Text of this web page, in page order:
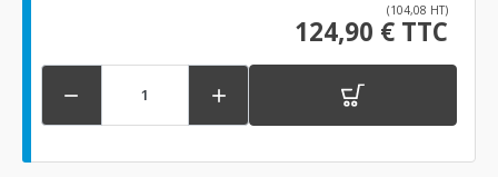
(104,08 HT)
124,90 € TTC
 